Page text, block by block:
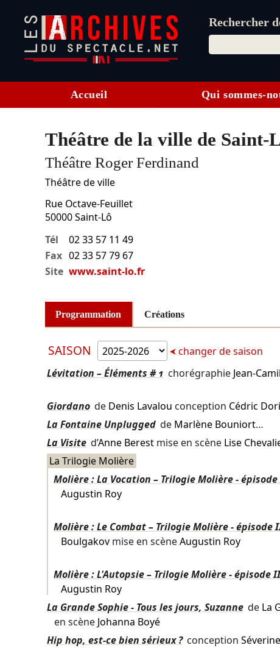
Rechercher
Accueil Qui sommes-
Théâtre de la ville de Saint-
Théâtre Roger Ferdinand
Théâtre de ville
Rue Octave-Feuillet
50000 Saint-Lô
Tél
02 33 57 11 49
Fax 02 33 57 79 67
Site www.saint-lo.fr
Programmation Créations
SAISON
changer de saison
Lévitation – Éléments # 1 chorégraphie Jean-
Giordano de Denis Lavalou conception Cédric
La Fontaine Unplugged de Marlène Bouniort…
La Visite d’Anne Berestmise en scène Lise
La Trilogie Molière
Molière : La Vocation – Trilogie Molière -
Augustin Roy
Molière : Le Combat – Trilogie Molière - épisode
Boulgakovmise en scèneAugustin Roy
Molière : L'Autopsie – Trilogie Molière - épisode
Augustin Roy
La Grande Sophie - Tous les jours, Suzanne de La
en scène Johanna Boyé
Hip hop, est-ce bien sérieux ? conception